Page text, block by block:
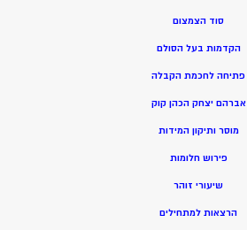
סוד הצמצום
הקדמות בעל הסולם
פתיחה לחכמת הקבלה
אברהם יצחק הכהן קוק
מוסר ותיקון המידות
פירוש חלומות
שיעורי זוהר
הרצאות למתחילים